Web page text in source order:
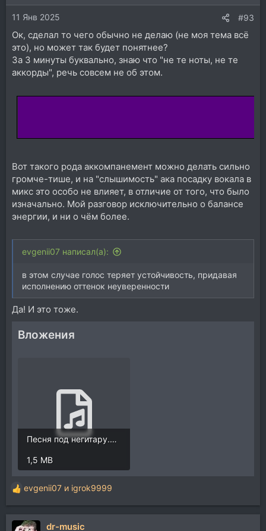
и
:11 Янв 2025 #93
Ок, сделал то чего обычно не делаю (не моя тема всё
это), но может так будет понятнее?
За 3 минуты буквально, знаю что "не те ноты, не те
аккорды", речь совсем не об этом.
Вот такого рода аккомпанемент можно делать сильно
громче-тише, и на "слышимость" ака посадку вокала в
микс это особо не влияет, в отличие от того, что было
изначально. Мой разговор исключительно о балансе
энергии, и ни о чём более.
evgenii07 написал(а):
в этом случае голос теряет устойчивость, придавая
исполнению оттенок неуверенности
Да! И это тоже.
Вложения
Песня под негитару.mp3
1,5 MB
Р
е
а
к
evgenii07 и igrok9999
dr-music